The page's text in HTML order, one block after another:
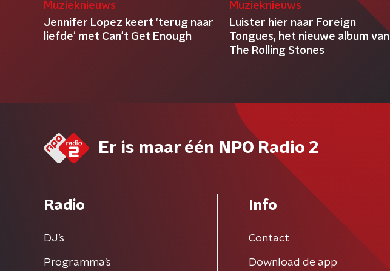
Muzieknieuws
Jennifer Lopez keert 'terug naar
liefde' met Can’t Get Enough
Muzieknieuws
Luister hier naar Foreign
Tongues, het nieuwe album van
The Rolling Stones
Er is maar één NPO Radio 2
Radio
DJ’s
Programma's
Info
Contact
Download de app